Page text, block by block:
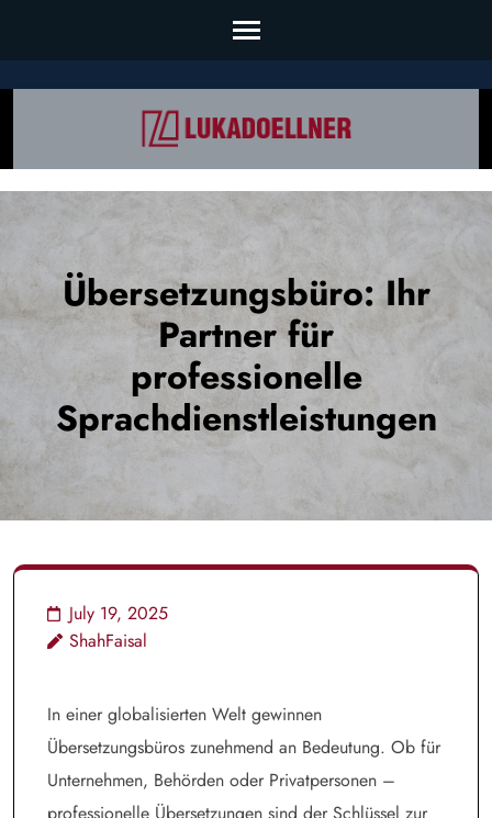
Übersetzungsbüro: Ihr
Partner für
professionelle
Sprachdienstleistungen
July 19, 2025
ShahFaisal
In einer globalisierten Welt gewinnen
Übersetzungsbüros zunehmend an Bedeutung. Ob für
Unternehmen, Behörden oder Privatpersonen –